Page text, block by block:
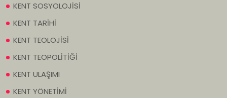
KENT SOSYOLOJİSİ
KENT TARİHİ
KENT TEOLOJİSİ
KENT TEOPOLİTİĞİ
KENT ULAŞIMI
KENT YÖNETİMİ